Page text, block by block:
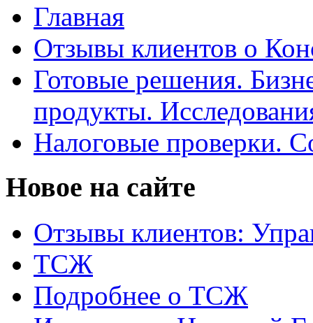
Главная
Отзывы клиентов о
Готовые решения.
продукты.
Налоговые проверки.
Новое на сайте
Отзывы клиентов:
ТСЖ
Подробнее о ТСЖ